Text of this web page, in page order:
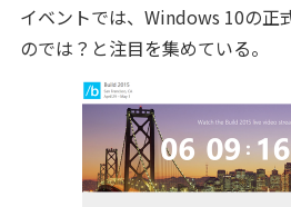
イベントでは、Windows 10の正
のでは？と注目を集めている。